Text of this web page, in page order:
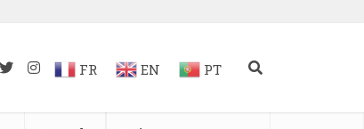
FR EN PT